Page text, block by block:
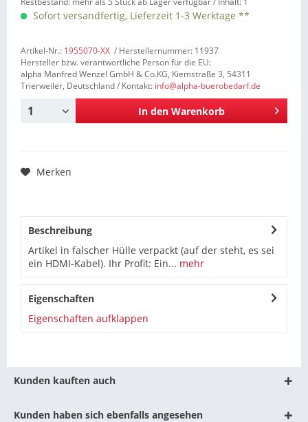
Sofort versandfertig, Lieferzeit 1-3 Werktage **
Artikel-Nr.: 1955070-XX / Herstellernummer: 11937
Hersteller bzw. verantwortliche Person für die EU:
alpha Manfred Wenzel GmbH & Co.KG, Kiemstraße 3, 54311
Trierweiler, Deutschland / Kontakt: info@alpha-buerobedarf.de
In den Warenkorb
Merken
Beschreibung
Artikel in falscher Hülle verpackt (auf der steht, es sei
ein HDMI-Kabel). Ihr Profit: Ein... mehr
Eigenschaften
Eigenschaften aufklappen
Kunden kauften auch
Kunden haben sich ebenfalls angesehen